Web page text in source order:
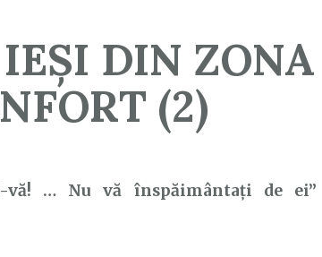
DIN ZONA
(2)
… Nu vă înspăimântaţi de ei”